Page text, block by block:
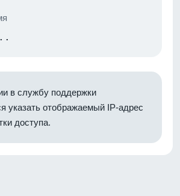
в службу поддержки
указать отображаемый IP-адрес
доступа.